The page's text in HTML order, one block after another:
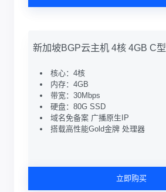
新加坡BGP云主机 4核 4GB C型
核心：4核
内存：4GB
带宽：30Mbps
硬盘：80G SSD
域名免备案 广播原生IP
搭载高性能Gold金牌 处理器
立即购买